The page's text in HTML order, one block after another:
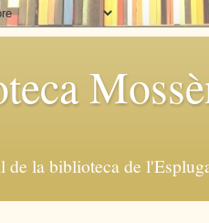
de la biblioteca de